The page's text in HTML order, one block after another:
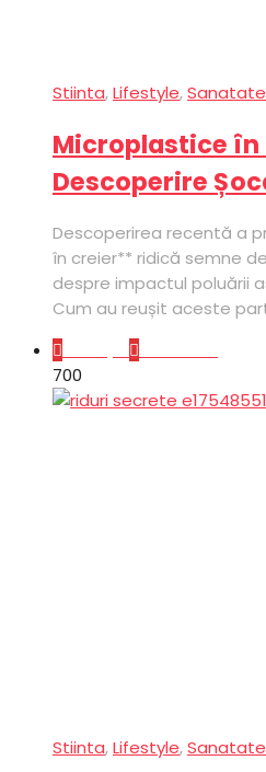
Stiinta,Lifestyle,Sanatate
Microplastice în
Descoperire
Descoperirea recentă a
în creier** ridică semne
despre impactul poluării
Cum au reușit aceste
700
Stiinta,Lifestyle,Sanatate